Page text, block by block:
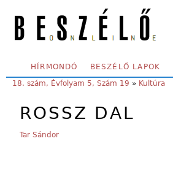
SECONDARY MENU
HÍRMONDÓ BESZÉLŐ LAPOK
YOU ARE HERE:
18. szám, Évfolyam 5, Szám 19 » Kultúra
ROSSZ DAL
Tar Sándor